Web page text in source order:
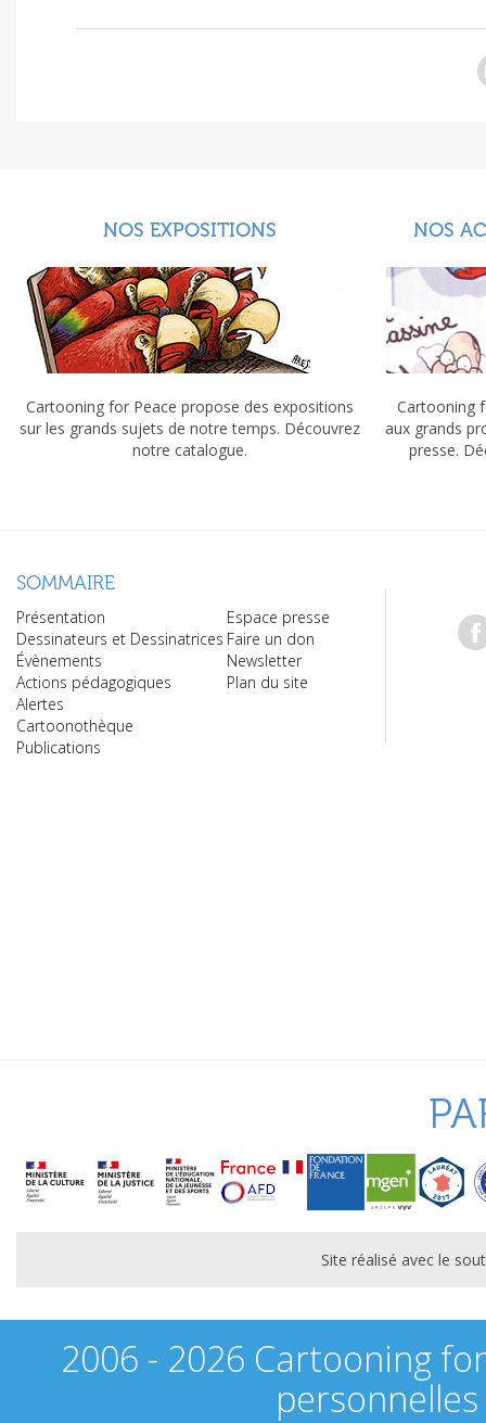
NOS EXPOSITIONS
Cartooning for Peace propose des expositions
sur les grands sujets de notre temps. Découvrez
notre catalogue.
NOS
Cartooning
aux grands
presse.
SOMMAIRE
Présentation
Dessinateurs et Dessinatrices
Évènements
Actions pédagogiques
Alertes
Cartoonothèque
Publications
Espace presse
Faire un don
Newsletter
Plan du site
Site réalisé avec le
2006 - 2026 Cartooning
personnelles